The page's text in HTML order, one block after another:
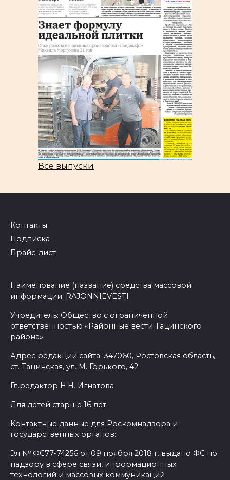
Все выпуски
Контакты
Подписка
Прайс-лист
Наименование (название) средства массовой
информации: RAJONNIEVESTI
Учредитель: Общество с ограниченной
ответственностью «Районные вести Тацинского
района»
Адрес редакции сайта: 347060, Ростовская область,
ст. Тацинская, ул. М. Горького, 42
Гл.редактор Н.Н. Игнатова
Для детей старше 16 лет.
Контактные данные для Роскомнадзора и
государственных органов:
Эл № ФС77-74256 от 09 ноября 2018 г. выдано ФС по
надзору в сфере связи, информационных
технологий и массовых коммуникаций